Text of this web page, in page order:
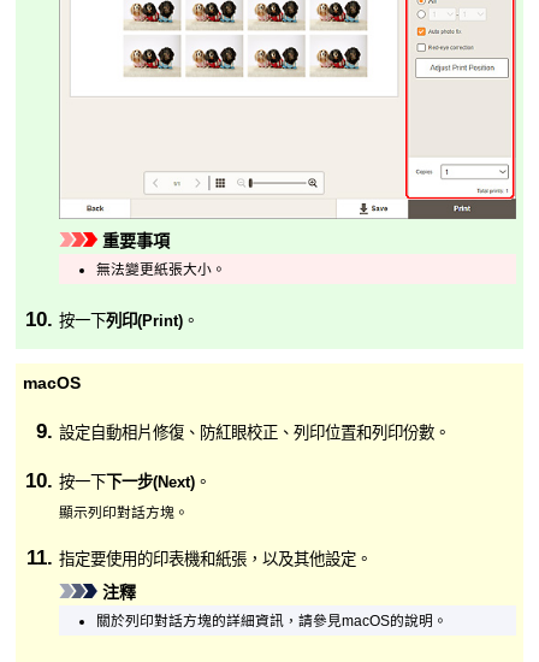
重要事項
無法變更紙張大小。
按一下列印(Print) 。
macOS
設定自動相片修復、防紅眼校正、列印位置和列印份數。
按一下下一步(Next) 。
顯示列印對話方塊。
指定要使用的印表機和紙張，以及其他設定。
注釋
關於列印對話方塊的詳細資訊，請參見macOS的說明。